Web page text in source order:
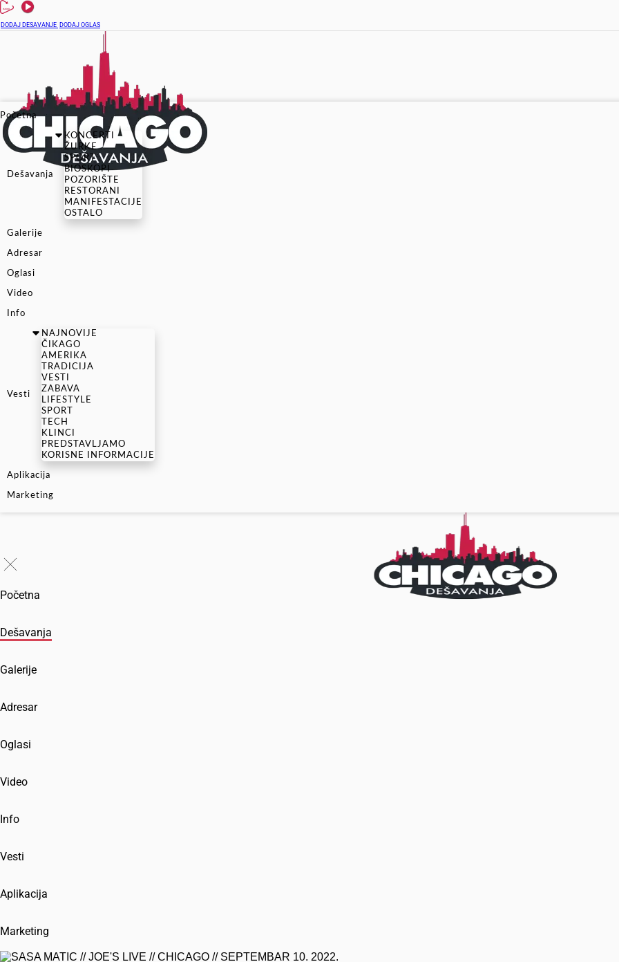
DODAJ DESAVANJE DODAJ OGLAS
Početna
Dešavanja
KONCERTI
ŽURKE
SPORT
BIOSKOPI
POZORIŠTE
RESTORANI
MANIFESTACIJE
OSTALO
Galerije
Adresar
Oglasi
Video
Info
Vesti
NAJNOVIJE
ČIKAGO
AMERIKA
TRADICIJA
VESTI
ZABAVA
LIFESTYLE
SPORT
TECH
KLINCI
PREDSTAVLJAMO
KORISNE INFORMACIJE
Aplikacija
Marketing
Početna
Dešavanja
Galerije
Adresar
Oglasi
Video
Info
Vesti
Aplikacija
Marketing